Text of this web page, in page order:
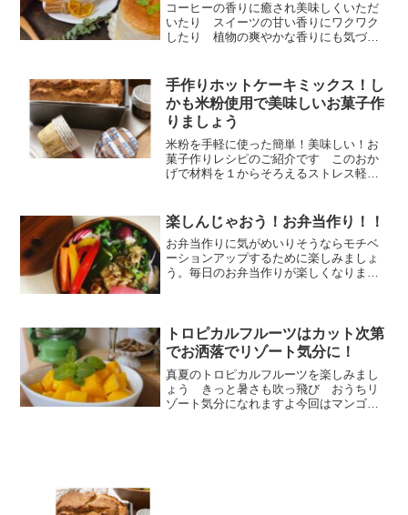
コーヒーの香りに癒され美味しくいただ
いたり スイーツの甘い香りにワクワク
したり 植物の爽やかな香りにも気づか
手作りホットケーキミックス！し
かも米粉使用で美味しいお菓子作
りましょう
米粉を手軽に使った簡単！美味しい！お
菓子作りレシピのご紹介です このおか
げで材料を１からそろえるストレス軽減
のモチベーションもアップの必見レシピ
です
楽しんじゃおう！お弁当作り！！
お弁当作りに気がめいりそうならモチベ
ーションアップするために楽しみましょ
う。毎日のお弁当作りが楽しくなります
トロピカルフルーツはカット次第
でお洒落でリゾート気分に！
真夏のトロピカルフルーツを楽しみまし
ょう きっと暑さも吹っ飛び おうちリ
ゾート気分になれますよ今回はマンゴー